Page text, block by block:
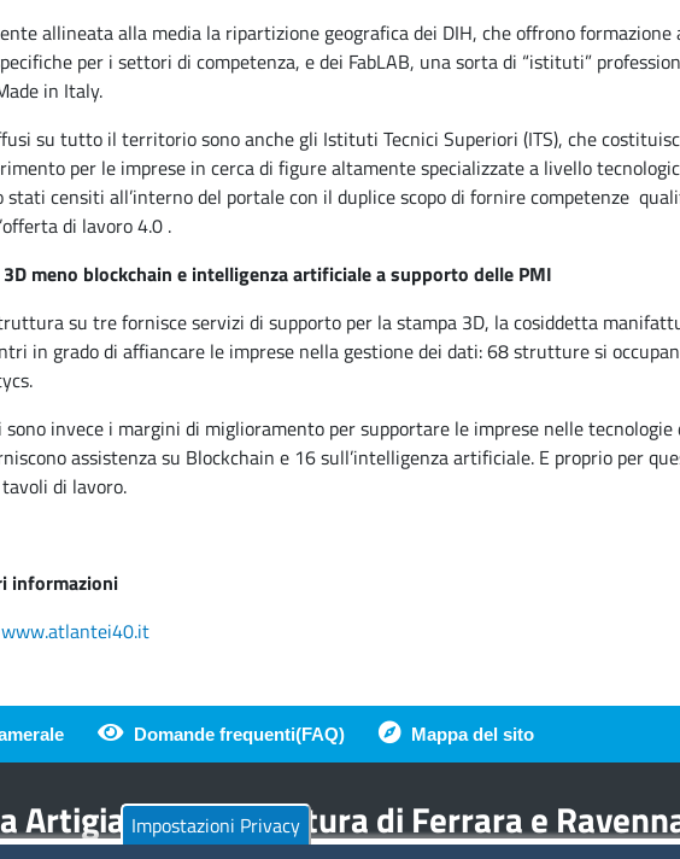
allineata alla media la ripartizione geografica dei DIH, che offrono formazione
per i settori di competenza, e dei FabLAB, una sorta di “istituti”
in Italy.
su tutto il territorio sono anche gli Istituti Tecnici Superiori (ITS), che
per le imprese in cerca di figure altamente specializzate a livello
stati censiti all’interno del portale con il duplice scopo di fornire competenze
di lavoro 4.0 .
meno blockchain e intelligenza artificiale a supporto delle PMI
su tre fornisce servizi di supporto per la stampa 3D, la cosiddetta
in grado di affiancare le imprese nella gestione dei dati: 68 strutture si
sono invece i margini di miglioramento per supportare le imprese nelle tecnologie
assistenza su Blockchain e 16 sull’intelligenza artificiale. E proprio per
di lavoro.
informazioni
www.atlantei40.it
Domande frequenti(FAQ) Mappa del sito
Artigianato Agricoltura di Ferrara e
Impostazioni Privacy